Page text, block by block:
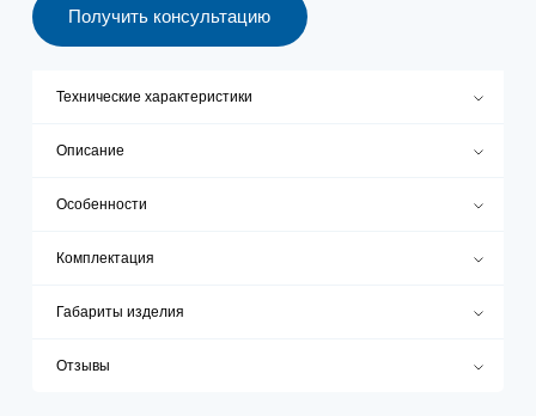
Получить консультацию
Технические характеристики
Описание
Особенности
Комплектация
Габариты изделия
Отзывы